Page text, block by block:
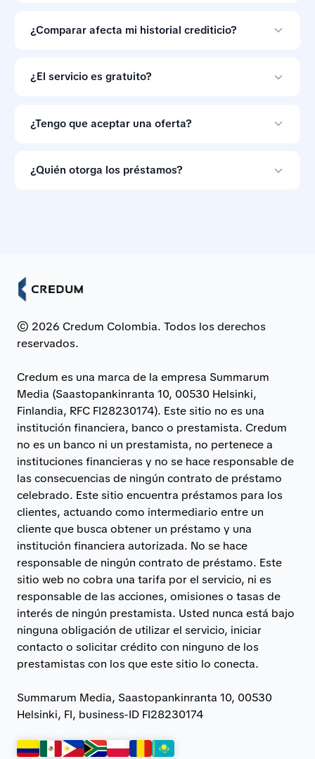
préstamos en línea y no otorga créditos.
¿Comparar afecta mi historial crediticio?
crediticio.
¿El servicio es gratuito?
ofertas de préstamos.
¿Tengo que aceptar una oferta?
que puedes ignorarlas si las condiciones no te
¿Quién otorga los préstamos?
© 2026 Credum Colombia. Todos los derechos
reservados.
Credum es una marca de la empresa Summarum
Media (Saastopankinranta 10, 00530 Helsinki,
Finlandia, RFC FI28230174). Este sitio no es una
institución financiera, banco o prestamista. Credum
no es un banco ni un prestamista, no pertenece a
instituciones financieras y no se hace responsable de
las consecuencias de ningún contrato de préstamo
celebrado. Este sitio encuentra préstamos para los
clientes, actuando como intermediario entre un
cliente que busca obtener un préstamo y una
institución financiera autorizada. No se hace
responsable de ningún contrato de préstamo. Este
sitio web no cobra una tarifa por el servicio, ni es
responsable de las acciones, omisiones o tasas de
interés de ningún prestamista. Usted nunca está bajo
ninguna obligación de utilizar el servicio, iniciar
contacto o solicitar crédito con ninguno de los
prestamistas con los que este sitio lo conecta.
Summarum Media, Saastopankinranta 10, 00530
Helsinki, FI, business-ID FI28230174